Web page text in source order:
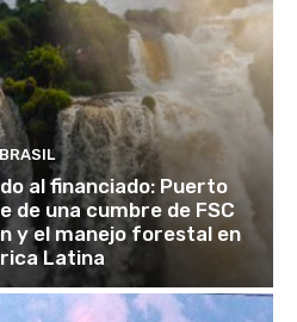
BRASIL
al financiado: Puerto
de una cumbre de FSC
y el manejo forestal en
Latina